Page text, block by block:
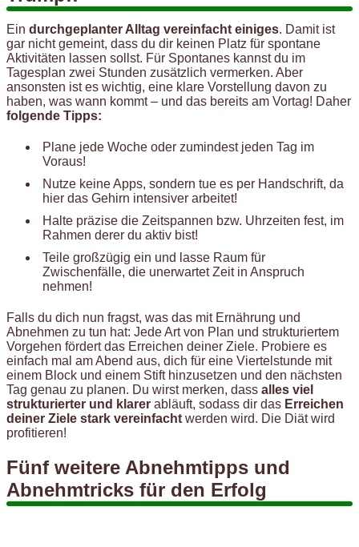
Ein durchgeplanter Alltag vereinfacht einiges. Damit ist
gar nicht gemeint, dass du dir keinen Platz für spontane
Aktivitäten lassen sollst. Für Spontanes kannst du im
Tagesplan zwei Stunden zusätzlich vermerken. Aber
ansonsten ist es wichtig, eine klare Vorstellung davon zu
haben, was wann kommt – und das bereits am Vortag! Daher
folgende Tipps:
Plane jede Woche oder zumindest jeden Tag im
Voraus!
Nutze keine Apps, sondern tue es per Handschrift, da
hier das Gehirn intensiver arbeitet!
Halte präzise die Zeitspannen bzw. Uhrzeiten fest, im
Rahmen derer du aktiv bist!
Teile großzügig ein und lasse Raum für
Zwischenfälle, die unerwartet Zeit in Anspruch
nehmen!
Falls du dich nun fragst, was das mit Ernährung und
Abnehmen zu tun hat: Jede Art von Plan und strukturiertem
Vorgehen fördert das Erreichen deiner Ziele. Probiere es
einfach mal am Abend aus, dich für eine Viertelstunde mit
einem Block und einem Stift hinzusetzen und den nächsten
Tag genau zu planen. Du wirst merken, dass alles viel
strukturierter und klarer abläuft, sodass dir das Erreichen
deiner Ziele stark vereinfacht werden wird. Die Diät wird
profitieren!
Fünf weitere Abnehmtipps und
Abnehmtricks für den Erfolg